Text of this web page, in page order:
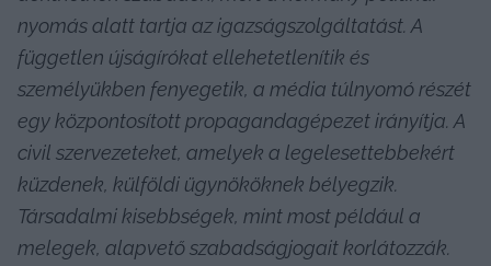
nyomás alatt tartja az igazságszolgáltatást. A
független újságírókat ellehetetlenítik és
személyükben fenyegetik, a média túlnyomó részét
egy központosított propagandagépezet irányítja. A
civil szervezeteket, amelyek a legelesettebbekért
küzdenek, külföldi ügynököknek bélyegzik.
Társadalmi kisebbségek, mint most például a
melegek, alapvető szabadságjogait korlátozzák.